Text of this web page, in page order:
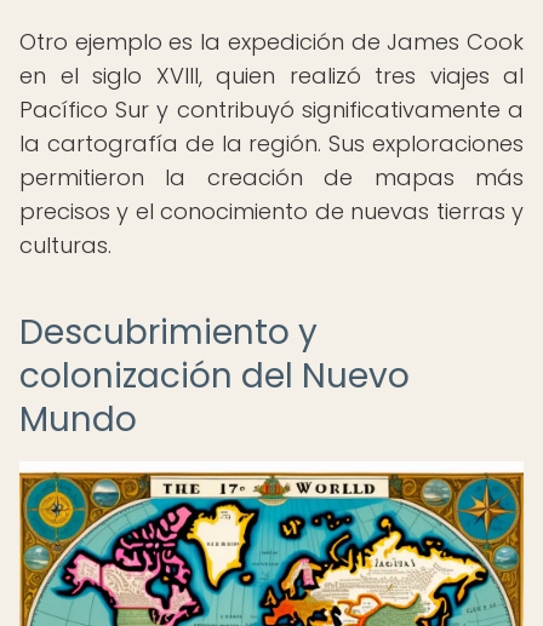
Otro ejemplo es la expedición de James Cook
en el siglo XVIII, quien realizó tres viajes al
Pacífico Sur y contribuyó significativamente a
la cartografía de la región. Sus exploraciones
permitieron la creación de mapas más
precisos y el conocimiento de nuevas tierras y
culturas.
Descubrimiento y
colonización del Nuevo
Mundo